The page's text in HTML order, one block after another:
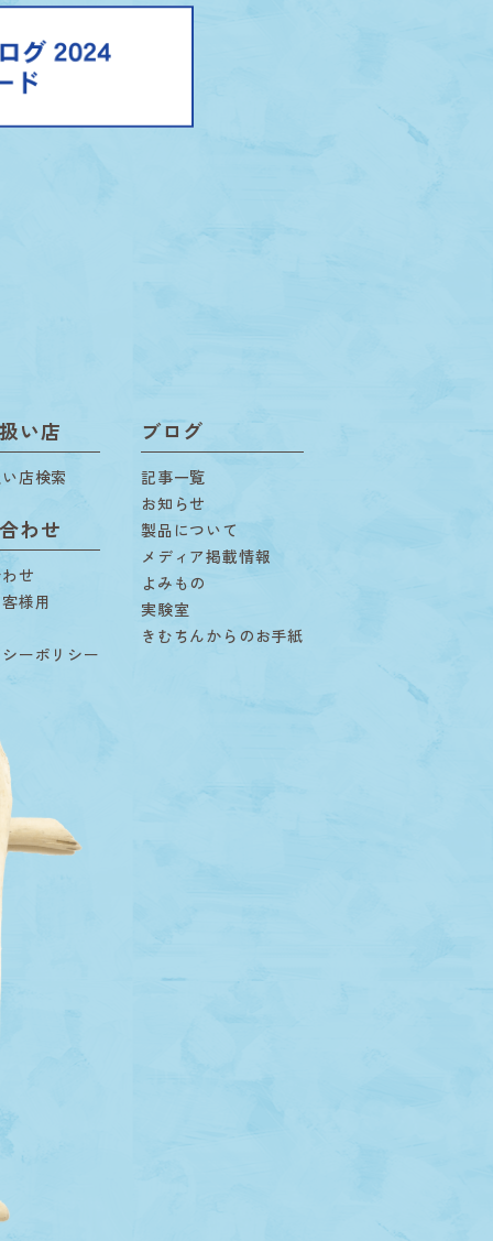
い店
店検索
わせ
せ
様用
ーポリシー
ブログ
記事一覧
お知らせ
製品について
メディア掲載情報
よみもの
実験室
きむちんからのお手紙